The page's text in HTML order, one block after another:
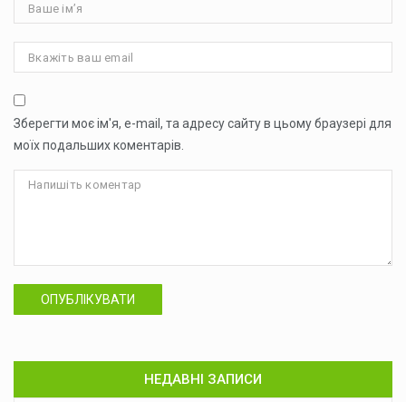
Зберегти моє ім'я, e-mail, та адресу сайту в цьому браузері для
моїх подальших коментарів.
ОПУБЛІКУВАТИ
НЕДАВНІ ЗАПИСИ